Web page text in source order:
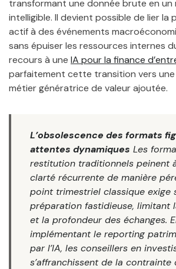
transformant une donnée brute en
intelligible. Il devient possible de lier la
actif à des événements
sans épuiser les ressources internes
recours à une IA pour la finance
parfaitement cette transition vers
métier génératrice de valeur ajoutée.
L’obsolescence des formats
attentes dynamiques Les
restitution traditionnels peinent
clarté récurrente de manière
point trimestriel classique exige
préparation fastidieuse, limitant
et la profondeur des échanges.
implémentant le reporting
par l’IA, les conseillers en
s’affranchissent de la contrainte